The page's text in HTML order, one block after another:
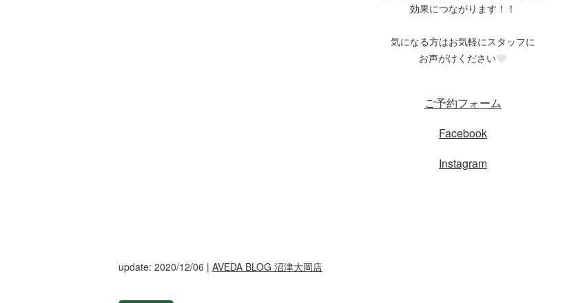
効果につながります！！
気になる方はお気軽にスタッフに
お声がけください
ご予約フォーム
Facebook
Instagram
update: 2020/12/06 | AVEDA BLOG 沼津大岡店